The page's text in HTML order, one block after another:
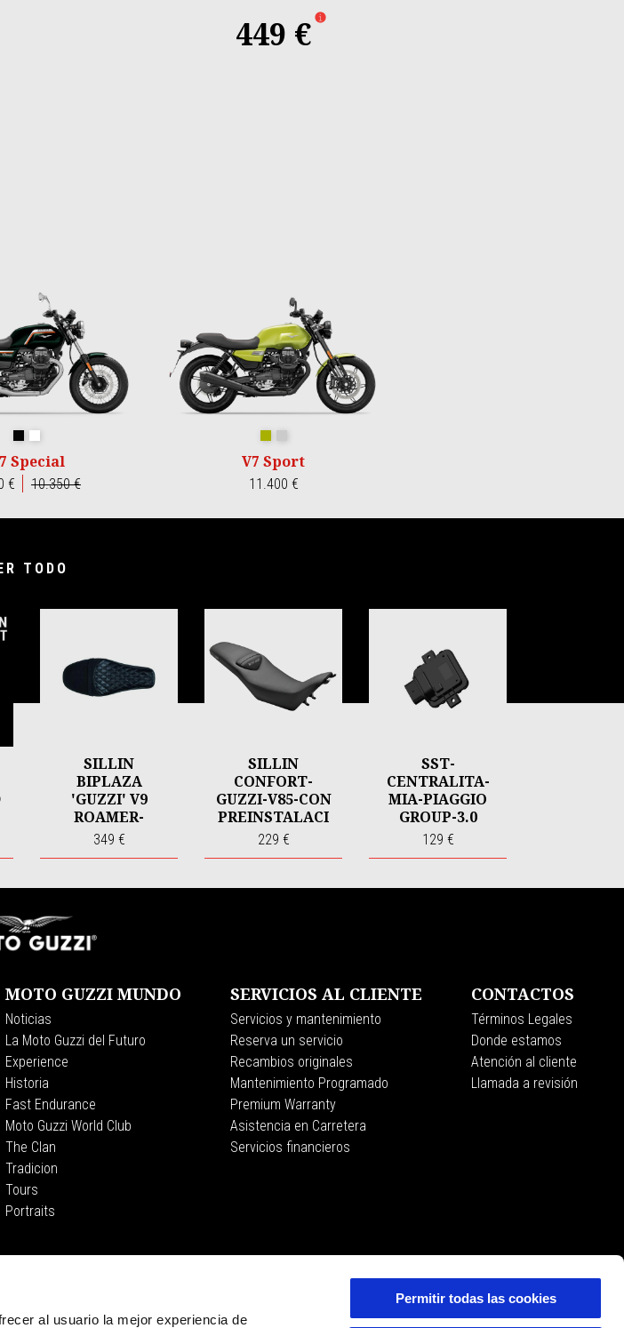
al usuario la mejor experiencia de
Permitir todas las cookies
449 €
Special
€ 10.350 €
V7 Sport
11.400 €
TODO
SILLIN
BIPLAZA
'GUZZI' V9
ROAMER-
COMFORT
349 €
SILLIN
CONFORT-
GUZZI-V85-CON
PREINSTALACI
ON
229 €
SST-
CENTRALITA-
MIA-PIAGGIO
GROUP-3.0
129 €
MOTO GUZZI MUNDO
Noticias
La Moto Guzzi del Futuro
Experience
Historia
Fast Endurance
Moto Guzzi World Club
The Clan
Tradicion
Tours
Portraits
SERVICIOS AL CLIENTE
Servicios y mantenimiento
Reserva un servicio
Recambios originales
Mantenimiento Programado
Premium Warranty
Asistencia en Carretera
Servicios financieros
CONTACTOS
Términos Legales
Donde estamos
Atención al cliente
Llamada a revisión
Group